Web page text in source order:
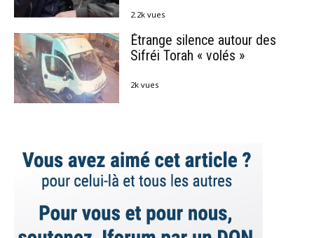
2.2k vues
Étrange silence autour des
Sifréi Torah « volés »
2k vues